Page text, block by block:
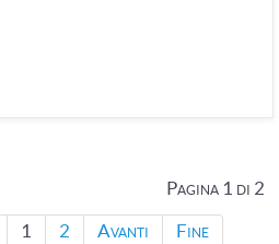
Pagina 1 di 2
1 2 Avanti Fine